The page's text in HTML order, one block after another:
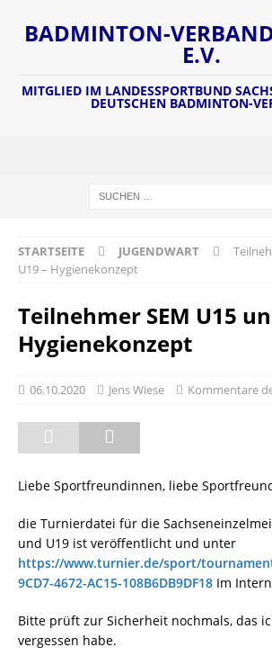
BADMINTON-
E.V.
MITGLIED IM LANDESSPORTBUND
DEUTSCHEN BADMINTON-
STARTSEITE JUGENDWART
U19 – Hygienekonzept
Teilnehmer SEM U15
Hygienekonzept
06.10.2020 Jens Wiese Kommentare
Liebe Sportfreundinnen, liebe
die Turnierdatei für die
und U19 ist veröffentlicht und unter
https://www.turnier.de/sport/
9CD7-4672-AC15-108B6DB9DF18 Im
Bitte prüft zur Sicherheit nochmals, das
vergessen habe.